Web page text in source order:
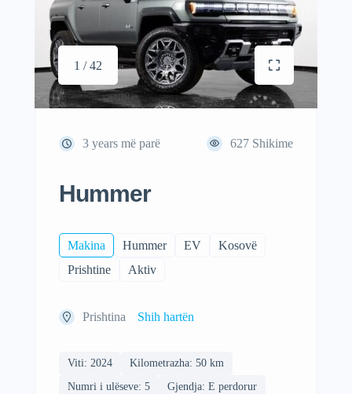
1 / 42
3 years më parë 627 Shikime
Hummer
Makina Hummer EV
Kosovë
Prishtine
Aktiv
Prishtina Shih hartën
Viti: 2024
Kilometrazha: 50 km
Numri i ulëseve: 5
Gjendja: E perdorur